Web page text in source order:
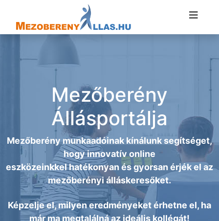
Mezőberény
Állásportálja
Mezőberény munkaadóinak kínálunk segítséget,
hogy innovatív online
eszközeinkkel hatékonyan és gyorsan érjék el az
mezőberényi álláskeresőket.
Képzelje el, milyen eredményeket érhetne el, ha
már ma megtalálná az ideális kollégát!